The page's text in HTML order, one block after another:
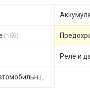
(159)
Реле и
(123)